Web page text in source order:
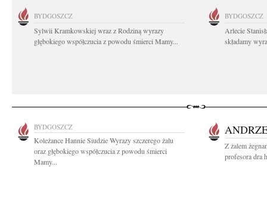
BYDGOSZCZ
Sylwii Kramkowskiej wraz z Rodziną wyrazy
głębokiego współczucia z powodu śmierci Mamy...
BYDGOSZCZ
Arlecie
składamy
BYDGOSZCZ
Koleżance Hannie Siudzie Wyrazy szczerego żalu
oraz głębokiego współczucia z powodu śmierci
Mamy...
Z żalem
profesora dra